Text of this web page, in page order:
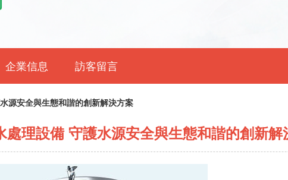
企業信息 訪客留言
源安全與生態和諧的創新解決方案
處理設備 守護水源安全與生態和諧的創新解